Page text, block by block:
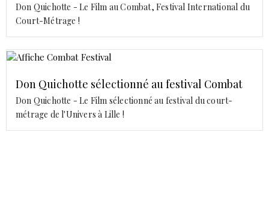
Don Quichotte - Le Film au Combat, Festival International du
Court-Métrage !
Don Quichotte sélectionné au festival Combat
Don Quichotte - Le Film sélectionné au festival du court-
métrage de l'Univers à Lille !